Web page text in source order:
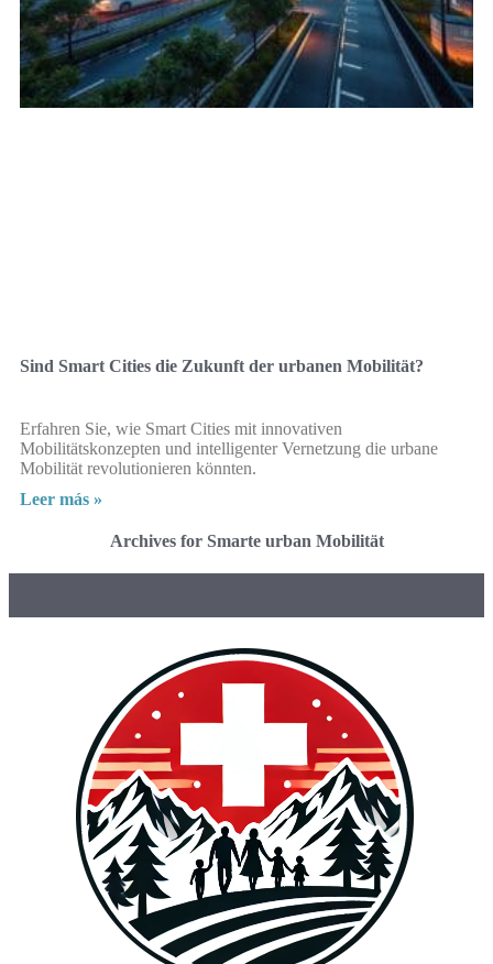
Sind Smart Cities die Zukunft der urbanen Mobilität?
Erfahren Sie, wie Smart Cities mit innovativen
Mobilitätskonzepten und intelligenter Vernetzung die urbane
Mobilität revolutionieren könnten.
Leer más »
Archives for Smarte urban Mobilität